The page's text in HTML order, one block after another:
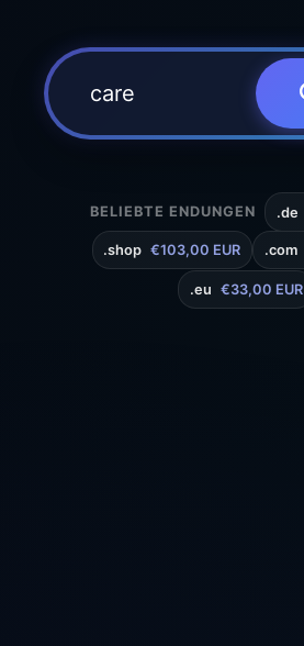
BELIEBTE ENDUNGEN .de
.shop €103,00 EUR .com
.eu €33,00 EUR